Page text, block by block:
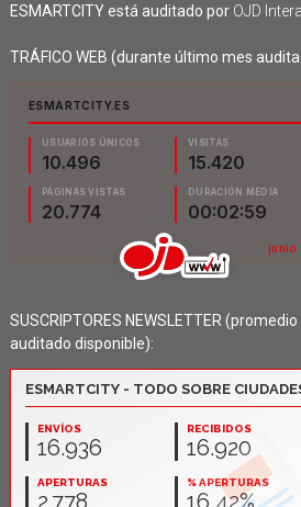
ESMARTCITY está auditado por OJD
TRÁFICO WEB (durante último mes
SUSCRIPTORES NEWSLETTER
auditado disponible):